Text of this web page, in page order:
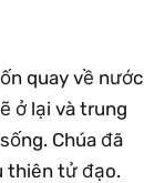
quay về nước
ở lại và trung
Chúa đã
thiên tử đạo.